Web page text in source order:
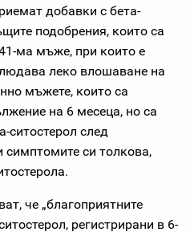
добавки с бета-
подобрения, които са
ма мъже, при които е
леко влошаване на
мъжете, които са
на 6 месеца, но са
ситостерол след
симптомите си толкова,
че „благоприятните
регистрирани в 6-